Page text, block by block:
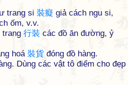
trang si 裝癡 giả cách ngu si,
ốm, v.v.
行裝 các đồ ăn đường, ỷ
hoá 裝貨 đóng đồ hàng.
Dùng các vật tô điểm cho đẹp